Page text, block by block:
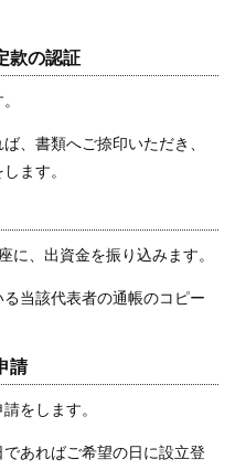
款の認証
、書類へご捺印いただき、
ます。
に、出資金を振り込みます。
当該代表者の通帳のコピー
請
をします。
あればご希望の日に設立登